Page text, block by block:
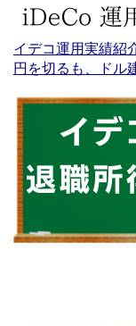
イデコ運用実績紹
円を切るも、ドル